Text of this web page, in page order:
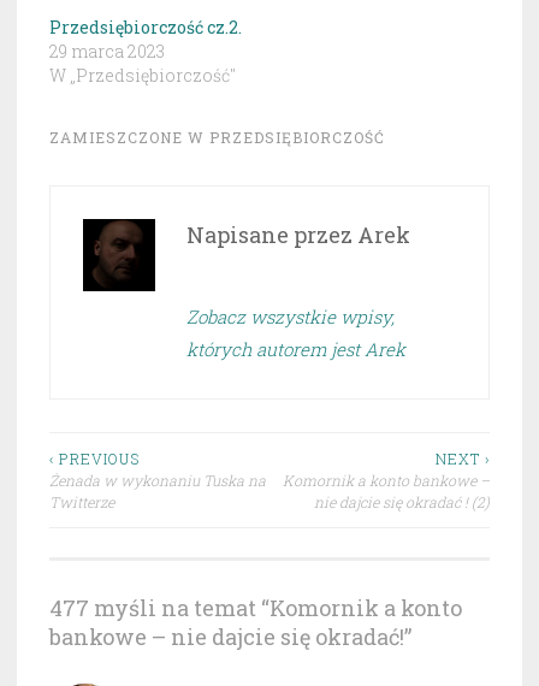
Przedsiębiorczość cz.2.
29 marca 2023
W „Przedsiębiorczość"
ZAMIESZCZONE W PRZEDSIĘBIORCZOŚĆ
Napisane przez Arek
Zobacz wszystkie wpisy,
których autorem jest Arek
Nawigacja
wpisu
‹ PREVIOUS
Żenada w wykonaniu Tuska na
Twitterze
NEXT ›
Komornik a konto bankowe –
nie dajcie się okradać ! (2)
477 myśli na temat “Komornik a konto
bankowe – nie dajcie się okradać!”